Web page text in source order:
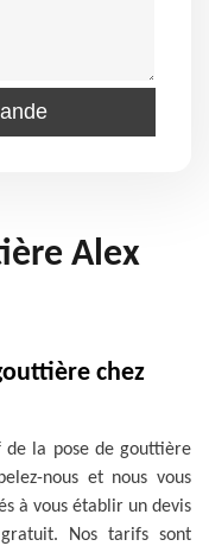
Alex
chez
la pose de gouttière
nous et nous vous
à vous établir un devis
Nos tarifs sont